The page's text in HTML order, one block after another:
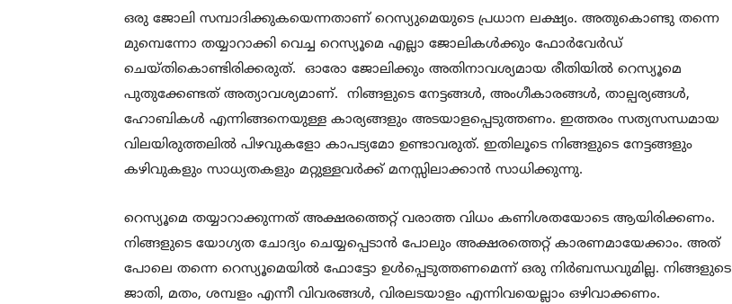
ഒരു ജോലി സമ്പാദിക്കുകയെന്നതാണ് റെസ്യുമെയുടെ പ്രധാന ലക്ഷ്യം. അതുകൊണ്ടു തന്നെ
മുമ്പെന്നോ തയ്യാറാക്കി വെച്ച റെസ്യൂമെ എല്ലാ ജോലികള്‍ക്കും ഫോര്‍വേര്‍ഡ്
ചെയ്തികൊണ്ടിരിക്കരുത്. ഓരോ ജോലിക്കും അതി​നാവശ്യമായ രീതിയില്‍ റെസ്യൂമെ
പുതുക്കേണ്ടത് അത്യാവശ്യമാണ്. നിങ്ങളുടെ നേട്ടങ്ങൾ, അംഗീകാരങ്ങൾ, താല്പര്യങ്ങള്‍,
ഹോബികള്‍ എന്നിങ്ങനെയുള്ള കാര്യങ്ങളും അടയാളപ്പെടുത്തണം. ഇത്തരം സത്യസന്ധമായ
വിലയിരുത്തലില്‍ പിഴവുകളോ കാപട്യമോ ഉണ്ടാവരുത്​. ഇതിലൂടെ നിങ്ങളുടെ നേട്ടങ്ങളും
കഴിവുകളും സാധ്യതകളും മറ്റുള്ളവര്‍ക്ക് മനസ്സിലാക്കാന്‍ സാധിക്കുന്നു.
റെസ്യൂമെ തയ്യാറാക്കുന്നത് അക്ഷരത്തെറ്റ് വരാത്ത വിധം കണിശതയോടെ ആയിരിക്കണം.
നിങ്ങളുടെ യോഗ്യത ചോദ്യം ചെയ്യപ്പെടാൻ പോലും അക്ഷരത്തെറ്റ്​ കാരണമായേക്കാം. അത്
പോലെ തന്നെ റെസ്യൂമെയിൽ ഫോട്ടോ ഉൾപ്പെടുത്തണമെന്ന് ഒരു നിർബന്ധവുമില്ല. നിങ്ങളുടെ
ജാതി, മതം, ശമ്പളം എന്നീ വിവരങ്ങൾ, വിരലടയാളം എന്നിവയെല്ലാം ഒഴിവാക്കണം.